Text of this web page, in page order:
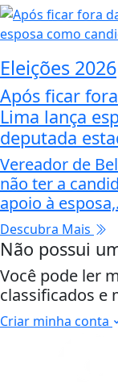
Eleições 2026
Após ficar
Lima lança
deputada
Vereador de
não ter a
apoio à
Descubra Mais
Não possui
Você pode ler
classificados e
Criar minha conta